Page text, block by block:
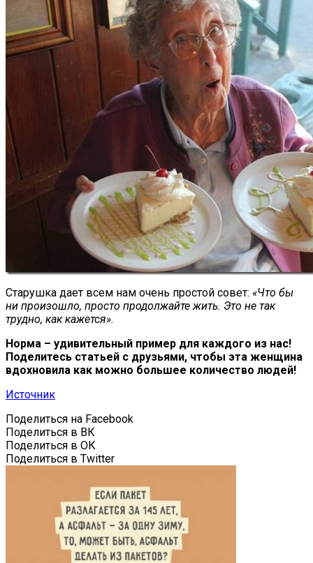
Старушка дает всем нам очень простой совет: «Что бы
ни произошло, просто продолжайте жить. Это не так
трудно, как кажется».
Норма – удивительный пример для каждого из нас!
Поделитесь статьей с друзьями, чтобы эта женщина
вдохновила как можно большее количество людей!
Источник
Поделиться на Facebook
Поделиться в ВК
Поделиться в ОК
Поделиться в Twitter